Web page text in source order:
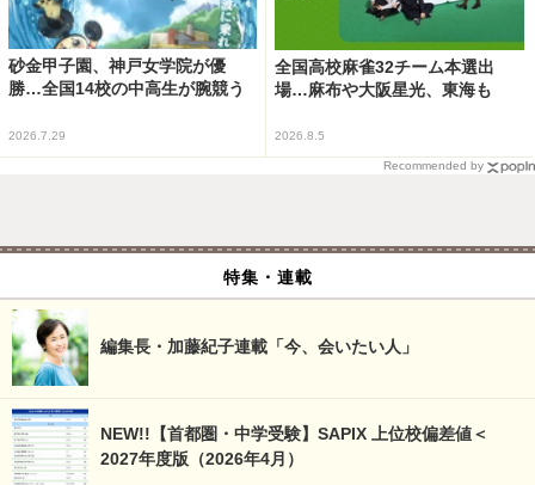
砂金甲子園、神戸女学院が優
勝…全国14校の中高生が腕競う
2026.7.29
全国高校麻雀32チーム本選出
場…麻布や大阪星光、東海も
2026.8.5
Recommended by
特集・連載
編集長・加藤紀子連載「今、会いたい人」
NEW!!【首都圏・中学受験】SAPIX 上位校偏差値＜
2027年度版（2026年4月）